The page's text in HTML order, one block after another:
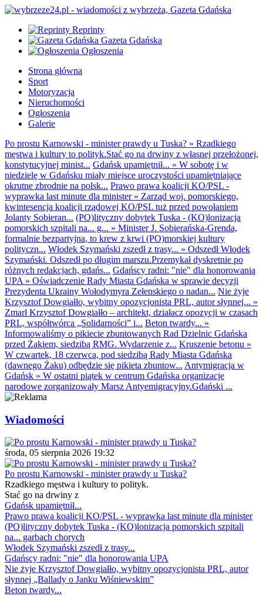
Reprinty
Gazeta Gdańska
Ogłoszenia
Strona główna
Sport
Motoryzacja
Nieruchomości
Ogłoszenia
Galerie
Po prostu Karnowski - minister prawdy u Tuska? » Rzadkiego
męstwa i kultury to polityk.Stać go na drwiny z własnej przełożonej,
konstytucyjnej minist... Gdańsk upamiętnił... » W sobotę i w
niedzielę w Gdańsku miały miejsce uroczystości upamiętniające
okrutne zbrodnie na polsk... Prawo prawa koalicji KO/PSL -
wyprawka last minute dla minister» Zarząd woj. pomorskiego,
kwintesencja koalicji rządowej KO/PSL tuż przed powołaniem
Jolanty Sobieran... (PO)lityczny dobytek Tuska - (KO)lonizacja
pomorskich szpitali na... g... » Minister J. Sobierańska-Grenda,
formalnie bezpartyjna, to krew z krwi (PO)morskiej kultury
polityczn... Włodek Szymański zszedł z trasy... » Odszedł Włodek
Szymański. Odszedł po długim marszu.Przemykał dyskretnie po
różnych redakcjach, gdańs... Gdańscy radni: "nie" dla honorowania
UPA » Oświadczenie Rady Miasta Gdańska w sprawie decyzji
Prezydenta Ukrainy Wołodymyra Zełenskiego o nadan... Nie żyje
Krzysztof Dowgiałło, wybitny opozycjonista PRL, autor słynnej... »
Zmarł Krzysztof Dowgiałło – architekt, działacz opozycji w czasach
PRL, współtwórca „Solidarności” i... Beton twardy... »
Informowaliśmy o pikiecie zbuntowanych Rad Dzielnic Gdańska
przed Żakiem, siedzibą RMG. Wydarzenie z... Kruszenie betonu »
W czwartek, 18 czerwca, pod siedzibą Rady Miasta Gdańska
(dawnego Żaku) odbędzie się pikieta zbuntow... Antymigracja w
Gdańsk » W ostatni piątek w centrum Gdańska organizacje
narodowe zorganizowały Marsz Antyemigracyjny.Gdański ...
Wiadomości
środa, 05 sierpnia 2026 19:32
Po prostu Karnowski - minister prawdy u Tuska?
Rzadkiego męstwa i kultury to polityk.
Stać go na drwiny z
Gdańsk upamiętnił...
Prawo prawa koalicji KO/PSL - wyprawka last minute dla minister
(PO)lityczny dobytek Tuska - (KO)lonizacja pomorskich szpitali
na... garbach chorych
Włodek Szymański zszedł z trasy...
Gdańscy radni: "nie" dla honorowania UPA
Nie żyje Krzysztof Dowgiałło, wybitny opozycjonista PRL, autor
słynnej „Ballady o Janku Wiśniewskim”
Beton twardy...